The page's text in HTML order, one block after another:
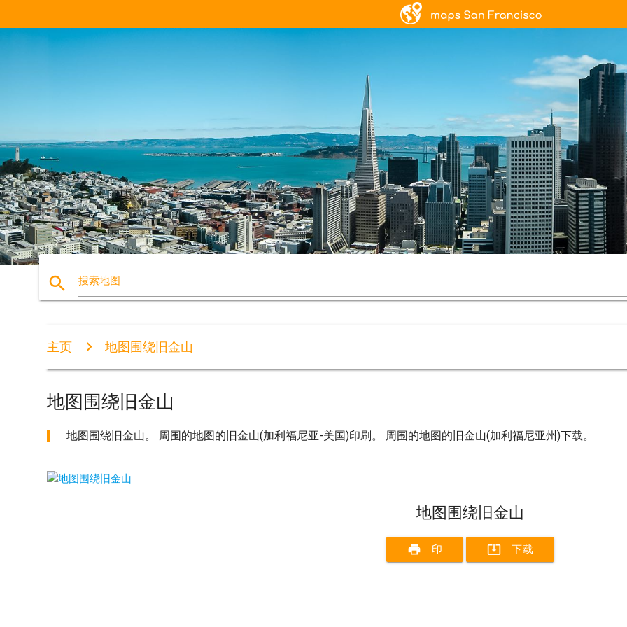
search 搜索地图
主页 地图围绕旧金山
地图围绕旧金山
地图围绕旧金山。 周围的地图的旧金山(加利福尼亚-美国)印刷。 周围的地图的旧金山(加利福尼亚州)下载。
地图围绕旧金山
print 印 system_update_alt 下载